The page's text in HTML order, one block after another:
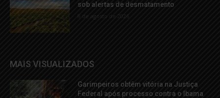
sob alertas de desmatamento
8 de agosto de 2026
MAIS VISUALIZADOS
Garimpeiros obtêm vitória na Justiça
Federal após processo contra o Ibama